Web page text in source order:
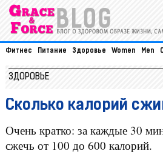
Фитнес Питание Здоровье Women Men
ЗДОРОВЬЕ
Сколько калорий
Очень кратко: за каждые 30
сжечь от 100 до 600 калорий.